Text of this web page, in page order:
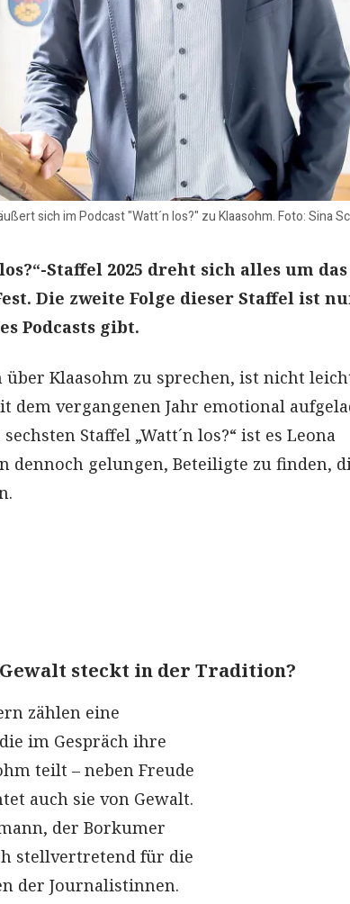
sich im Podcast "Watt´n los?" zu Klaasohm. Foto: Sina
Staffel 2025 dreht sich alles um das
Die zweite Folge dieser Staffel ist
Podcasts gibt.
Klaasohm zu sprechen, ist nicht
dem vergangenen Jahr emotional
Staffel „Watt´n los?“ ist es Leona
dennoch gelungen, Beteiligte zu finden,
steckt in der Tradition?
zählen eine
im Gespräch ihre
teilt – neben Freude
auch sie von Gewalt.
der Borkumer
stellvertretend für die
der Journalistinnen.